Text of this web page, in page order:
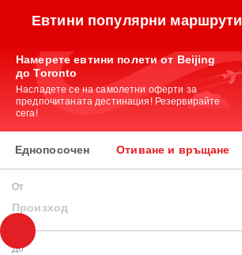
Евтини популярни маршрути
Намерете евтини полети от Beijing
до Toronto
Насладете се на самолетни оферти за
предпочитаната дестинация! Резервирайте
сега!
Еднопосочен Отиване и връщане
От
Произход
До